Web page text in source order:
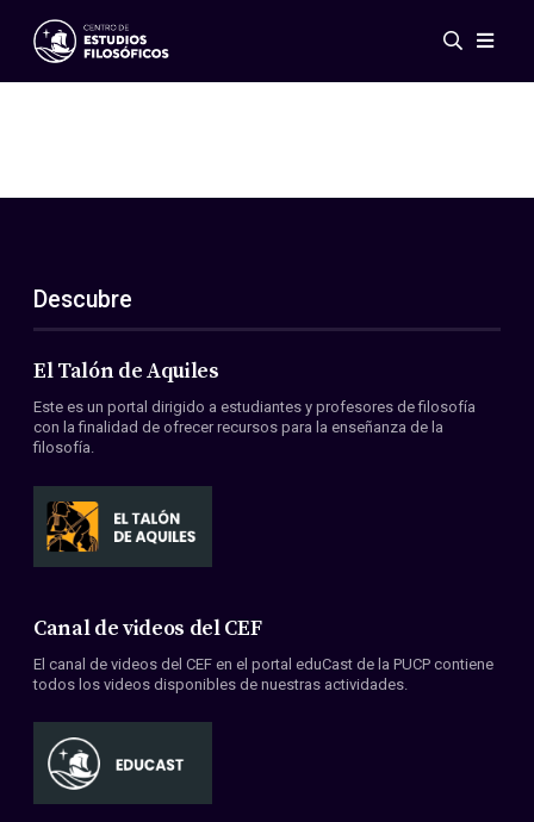
Eventos
ES
EN
Acerca de nosotros
Miembros
Convenios
Descubre
El Talón de Aquiles
Este es un portal dirigido a estudiantes y profesores de filosofía
con la finalidad de ofrecer recursos para la enseñanza de la
filosofía.
Canal de videos del CEF
El canal de videos del CEF en el portal eduCast de la PUCP contiene
todos los videos disponibles de nuestras actividades.